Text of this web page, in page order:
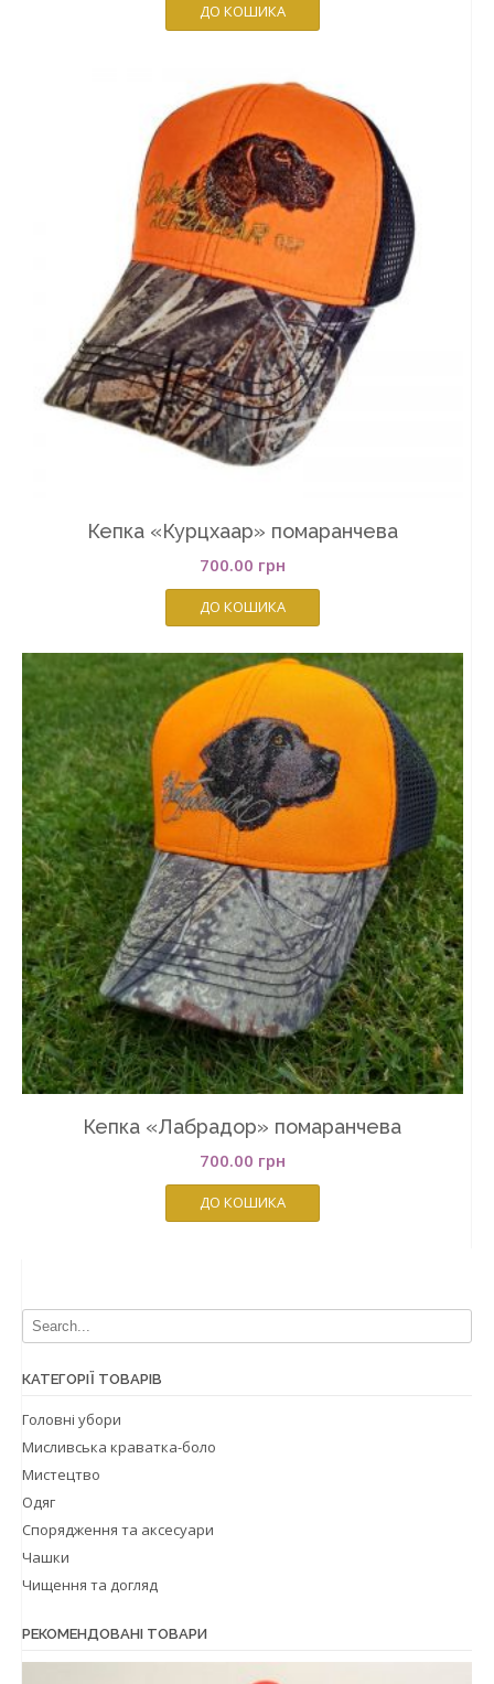
ДО КОШИКА
Кепка «Курцхаар» помаранчева
700.00 грн
ДО КОШИКА
Кепка «Лабрадор» помаранчева
700.00 грн
ДО КОШИКА
КАТЕГОРІЇ ТОВАРІВ
Головні убори
Мисливська краватка-боло
Мистецтво
Одяг
Спорядження та аксесуари
Чашки
Чищення та догляд
РЕКОМЕНДОВАНІ ТОВАРИ